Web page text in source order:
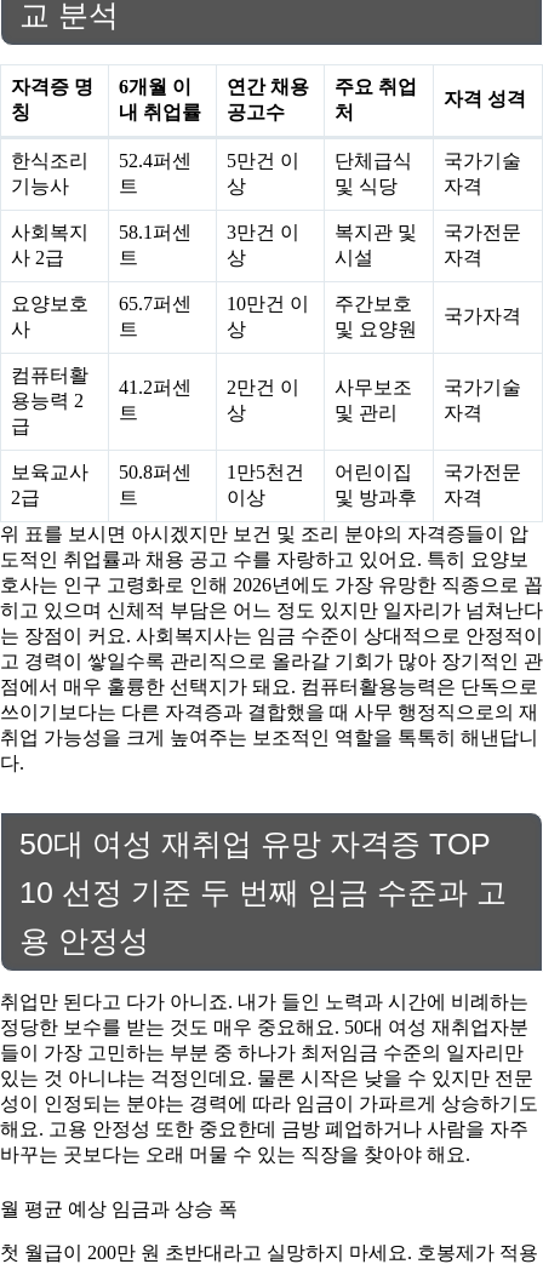
교 분석
자격증 명
칭
6개월 이
내 취업률
연간 채용
공고수
주요 취업
처
자격 성격
한식조리
기능사
52.4퍼센
트
5만건 이
상
단체급식
및 식당
국가기술
자격
사회복지
사 2급
58.1퍼센
트
3만건 이
상
복지관 및
시설
국가전문
자격
요양보호
사
65.7퍼센
트
10만건 이
상
주간보호
및 요양원
국가자격
컴퓨터활
용능력 2
급
41.2퍼센
트
2만건 이
상
사무보조
및 관리
국가기술
자격
보육교사
2급
50.8퍼센
트
1만5천건
이상
어린이집
및 방과후
국가전문
자격
위 표를 보시면 아시겠지만 보건 및 조리 분야의 자격증들이 압
도적인 취업률과 채용 공고 수를 자랑하고 있어요. 특히 요양보
호사는 인구 고령화로 인해 2026년에도 가장 유망한 직종으로 꼽
히고 있으며 신체적 부담은 어느 정도 있지만 일자리가 넘쳐난다
는 장점이 커요. 사회복지사는 임금 수준이 상대적으로 안정적이
고 경력이 쌓일수록 관리직으로 올라갈 기회가 많아 장기적인 관
점에서 매우 훌륭한 선택지가 돼요. 컴퓨터활용능력은 단독으로
쓰이기보다는 다른 자격증과 결합했을 때 사무 행정직으로의 재
취업 가능성을 크게 높여주는 보조적인 역할을 톡톡히 해낸답니
다.
50대 여성 재취업 유망 자격증 TOP
10 선정 기준 두 번째 임금 수준과 고
용 안정성
취업만 된다고 다가 아니죠. 내가 들인 노력과 시간에 비례하는
정당한 보수를 받는 것도 매우 중요해요. 50대 여성 재취업자분
들이 가장 고민하는 부분 중 하나가 최저임금 수준의 일자리만
있는 것 아니냐는 걱정인데요. 물론 시작은 낮을 수 있지만 전문
성이 인정되는 분야는 경력에 따라 임금이 가파르게 상승하기도
해요. 고용 안정성 또한 중요한데 금방 폐업하거나 사람을 자주
바꾸는 곳보다는 오래 머물 수 있는 직장을 찾아야 해요.
월 평균 예상 임금과 상승 폭
첫 월급이 200만 원 초반대라고 실망하지 마세요. 호봉제가 적용